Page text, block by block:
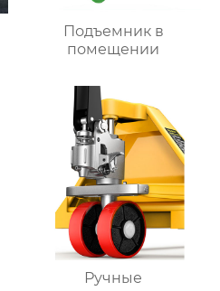
Подъемник в
помещении
Ручные